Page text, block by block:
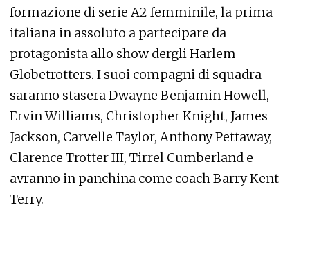
formazione di serie A2 femminile, la prima
italiana in assoluto a partecipare da
protagonista allo show dergli Harlem
Globetrotters. I suoi compagni di squadra
saranno stasera Dwayne Benjamin Howell,
Ervin Williams, Christopher Knight, James
Jackson, Carvelle Taylor, Anthony Pettaway,
Clarence Trotter III, Tirrel Cumberland e
avranno in panchina come coach Barry Kent
Terry.